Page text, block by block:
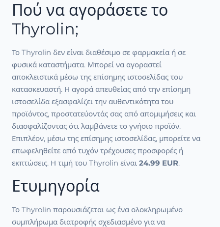
Πού να αγοράσετε το
Thyrolin;
Το Thyrolin δεν είναι διαθέσιμο σε φαρμακεία ή σε
φυσικά καταστήματα. Μπορεί να αγοραστεί
αποκλειστικά μέσω της επίσημης ιστοσελίδας του
κατασκευαστή. Η αγορά απευθείας από την επίσημη
ιστοσελίδα εξασφαλίζει την αυθεντικότητα του
προϊόντος, προστατεύοντάς σας από απομιμήσεις και
διασφαλίζοντας ότι λαμβάνετε το γνήσιο προϊόν.
Επιπλέον, μέσω της επίσημης ιστοσελίδας, μπορείτε να
επωφεληθείτε από τυχόν τρέχουσες προσφορές ή
εκπτώσεις. Η τιμή του Thyrolin είναι 24.99 EUR.
Ετυμηγορία
Το Thyrolin παρουσιάζεται ως ένα ολοκληρωμένο
συμπλήρωμα διατροφής σχεδιασμένο για να